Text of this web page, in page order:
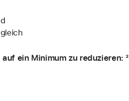
ein Minimum zu reduzieren: ²